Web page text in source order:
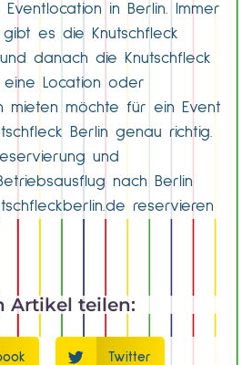
in Berlin. Immer
es die Knutschfleck
danach die Knutschfleck
eine Location oder
mieten möchte für ein Event
Berlin genau richtig.
und
nach Berlin
reservieren
Artikel teilen:
Twitter